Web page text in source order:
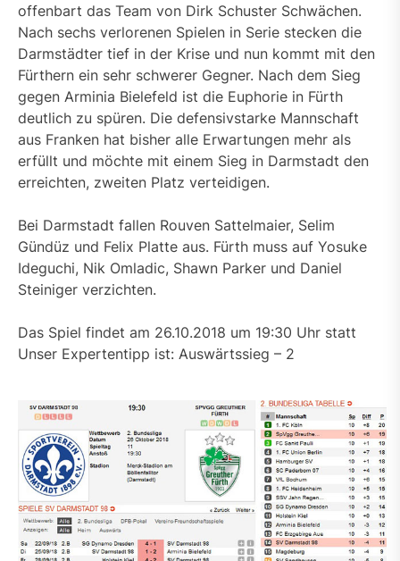
offenbart das Team von Dirk Schuster Schwächen.
Nach sechs verlorenen Spielen in Serie stecken die
Darmstädter tief in der Krise und nun kommt mit den
Fürthern ein sehr schwerer Gegner. Nach dem Sieg
gegen Arminia Bielefeld ist die Euphorie in Fürth
deutlich zu spüren. Die defensivstarke Mannschaft
aus Franken hat bisher alle Erwartungen mehr als
erfüllt und möchte mit einem Sieg in Darmstadt den
erreichten, zweiten Platz verteidigen.
Bei Darmstadt fallen Rouven Sattelmaier, Selim
Gündüz und Felix Platte aus. Fürth muss auf Yosuke
Ideguchi, Nik Omladic, Shawn Parker und Daniel
Steiniger verzichten.
Das Spiel findet am 26.10.2018 um 19:30 Uhr statt
Unser Expertentipp ist: Auswärtssieg – 2